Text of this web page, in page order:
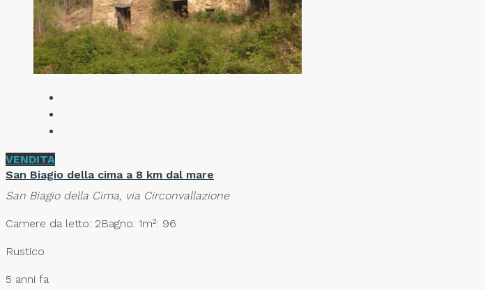
VENDITA
San Biagio della cima a 8 km dal mare
San Biagio della Cima, via Circonvallazione
Camere da letto: 2Bagno: 1m²: 96
Rustico
5 anni fa